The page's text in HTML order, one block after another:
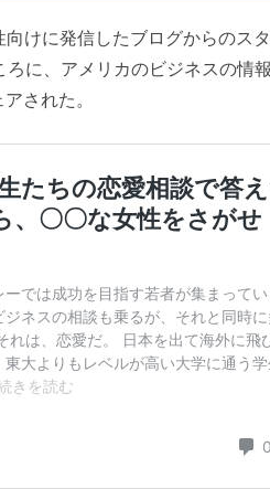
けに発信したブログからのスタ
に、アメリカのビジネスの情
された。